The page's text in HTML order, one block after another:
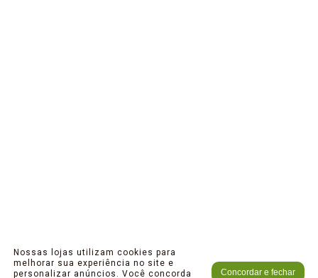
Nossas lojas utilizam cookies para
melhorar sua experiência no site e
personalizar anúncios. Você concorda
Concordar e fechar